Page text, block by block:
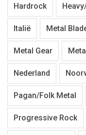
Hardrock
Italië Metal
Metal Gear
Nederland
Pagan/Folk Metal
Progressive Rock